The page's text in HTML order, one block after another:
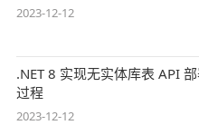
2023-12-12
.NET 8 实现无实体库表 API
过程
2023-12-12